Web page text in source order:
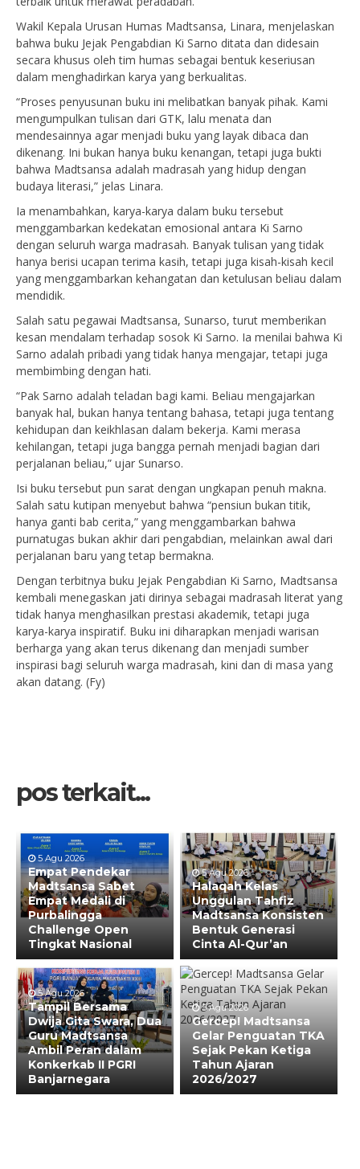
Wakil Kepala Urusan Humas Madtsansa, Linara, menjelaskan
bahwa buku Jejak Pengabdian Ki Sarno ditata dan didesain
secara khusus oleh tim humas sebagai bentuk keseriusan
dalam menghadirkan karya yang berkualitas.
“Proses penyusunan buku ini melibatkan banyak pihak. Kami
mengumpulkan tulisan dari GTK, lalu menata dan
mendesainnya agar menjadi buku yang layak dibaca dan
dikenang. Ini bukan hanya buku kenangan, tetapi juga bukti
bahwa Madtsansa adalah madrasah yang hidup dengan
budaya literasi,” jelas Linara.
Ia menambahkan, karya-karya dalam buku tersebut
menggambarkan kedekatan emosional antara Ki Sarno
dengan seluruh warga madrasah. Banyak tulisan yang tidak
hanya berisi ucapan terima kasih, tetapi juga kisah-kisah kecil
yang menggambarkan kehangatan dan ketulusan beliau dalam
mendidik.
Salah satu pegawai Madtsansa, Sunarso, turut memberikan
kesan mendalam terhadap sosok Ki Sarno. Ia menilai bahwa Ki
Sarno adalah pribadi yang tidak hanya mengajar, tetapi juga
membimbing dengan hati.
“Pak Sarno adalah teladan bagi kami. Beliau mengajarkan
banyak hal, bukan hanya tentang bahasa, tetapi juga tentang
kehidupan dan keikhlasan dalam bekerja. Kami merasa
kehilangan, tetapi juga bangga pernah menjadi bagian dari
perjalanan beliau,” ujar Sunarso.
Isi buku tersebut pun sarat dengan ungkapan penuh makna.
Salah satu kutipan menyebut bahwa “pensiun bukan titik,
hanya ganti bab cerita,” yang menggambarkan bahwa
purnatugas bukan akhir dari pengabdian, melainkan awal dari
perjalanan baru yang tetap bermakna.
Dengan terbitnya buku Jejak Pengabdian Ki Sarno, Madtsansa
kembali menegaskan jati dirinya sebagai madrasah literat yang
tidak hanya menghasilkan prestasi akademik, tetapi juga
karya-karya inspiratif. Buku ini diharapkan menjadi warisan
berharga yang akan terus dikenang dan menjadi sumber
inspirasi bagi seluruh warga madrasah, kini dan di masa yang
akan datang. (Fy)
pos terkait...
5 Agu 2026
Empat Pendekar
Madtsansa Sabet
Empat Medali di
Purbalingga
Challenge Open
Tingkat Nasional
5 Agu 2026
Halaqah Kelas
Unggulan Tahfiz
Madtsansa Konsisten
Bentuk Generasi
Cinta Al-Qur’an
5 Agu 2026
Tampil Bersama
Dwija Gita Swara, Dua
Guru Madtsansa
Ambil Peran dalam
Konkerkab II PGRI
Banjarnegara
5 Agu 2026
Gercep! Madtsansa
Gelar Penguatan TKA
Sejak Pekan Ketiga
Tahun Ajaran
2026/2027